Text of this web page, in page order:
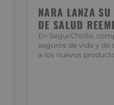
NARA LANZA SU
DE SALUD
En SegurChollo,
seguros de vida y de
a los nuevos